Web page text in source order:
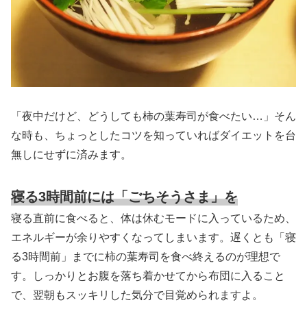
「夜中だけど、どうしても柿の葉寿司が食べたい…」そん
な時も、ちょっとしたコツを知っていればダイエットを台
無しにせずに済みます。
寝る3時間前には「ごちそうさま」を
寝る直前に食べると、体は休むモードに入っているため、
エネルギーが余りやすくなってしまいます。遅くとも「寝
る3時間前」までに柿の葉寿司を食べ終えるのが理想で
す。しっかりとお腹を落ち着かせてから布団に入ること
で、翌朝もスッキリした気分で目覚められますよ。